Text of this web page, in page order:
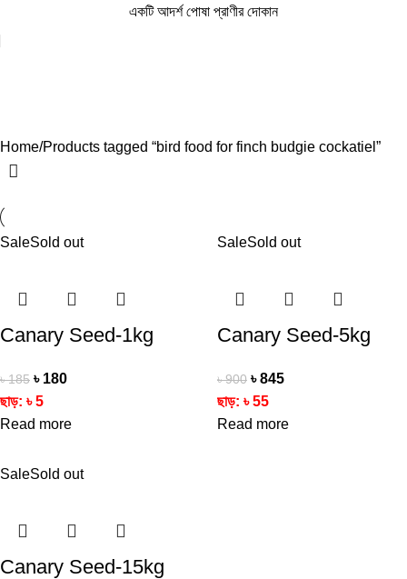
একটি আদর্শ পোষা প্রাণীর দোকান
Home Products tagged “bird food for finch budgie cockatiel”
SaleSold out
Canary Seed-1kg
৳185 ৳ 180
ছাড়: ৳5
Read more
SaleSold out
Canary Seed-5kg
৳900 ৳845
ছাড়: ৳55
Read more
SaleSold out
Canary Seed-15kg